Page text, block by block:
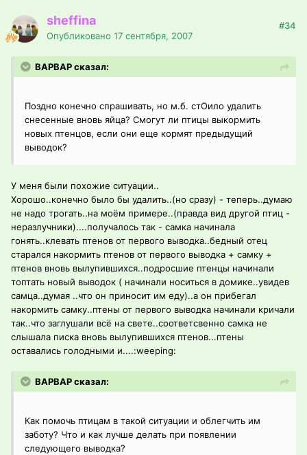
sheffina
Опубликовано 17 сентября, 2007
#34
ВАРВАР сказал:
Поздно конечно спрашивать, но м.б. стОило удалить
снесенные вновь яйца? Смогут ли птицы выкормить
новых птенцов, если они еще кормят предыдущий
выводок?
У меня были похожие ситуации..
Хорошо..конечно было бы удалить..(но сразу) - теперь..думаю
не надо трогать..на моём примере..(правда вид другой птиц -
неразлучники)....получалось так - самка начинала
гонять..клевать птенов от первого выводка..бедный отец
старался накормить птенов от первого выводка + самку +
птенов вновь вылупившихся..подросшие птенцы начинали
топтать новый выводок ( начинали носиться в домике..увидев
самца..думая ..что он приносит им еду)..а он прибегал
накормить самку..птены от первого выводка начинали кричали
так..что заглушали всё на свете..соответсвенно самка не
слышала писка вновь вылупившихся птенов...птены
оставались голодными и....:weeping:
ВАРВАР сказал:
Как помочь птицам в такой ситуации и облегчить им
заботу? Что и как лучше делать при появлении
следующего выводка?